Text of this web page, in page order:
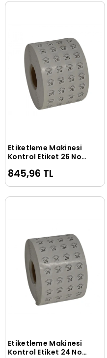
Sepete Ekle
Etiketleme Makinesi
Kontrol Etiket 26 No
845,96 TL
Sepete Ekle
Etiketleme Makinesi
Kontrol Etiket 24 No